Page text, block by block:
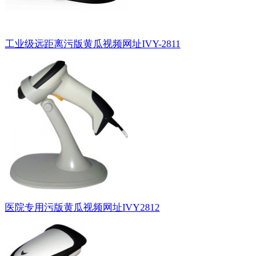
工业级远距离污版黄瓜视频网址IVY-2811
医院专用污版黄瓜视频网址IVY2812